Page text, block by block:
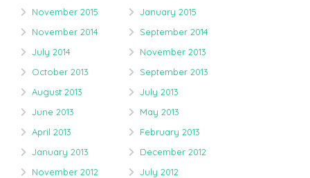
November 2015
January 2015
November 2014
September 2014
July 2014
November 2013
October 2013
September 2013
August 2013
July 2013
June 2013
May 2013
April 2013
February 2013
January 2013
December 2012
November 2012
July 2012